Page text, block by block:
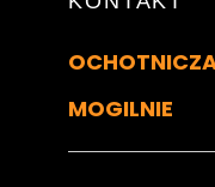
MOGILNIE